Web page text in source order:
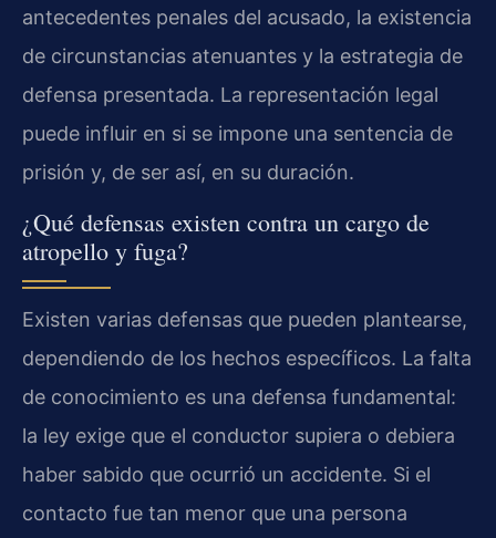
antecedentes penales del acusado, la existencia
de circunstancias atenuantes y la estrategia de
defensa presentada. La representación legal
puede influir en si se impone una sentencia de
prisión y, de ser así, en su duración.
¿Qué defensas existen contra un cargo de
atropello y fuga?
Existen varias defensas que pueden plantearse,
dependiendo de los hechos específicos. La falta
de conocimiento es una defensa fundamental:
la ley exige que el conductor supiera o debiera
haber sabido que ocurrió un accidente. Si el
contacto fue tan menor que una persona